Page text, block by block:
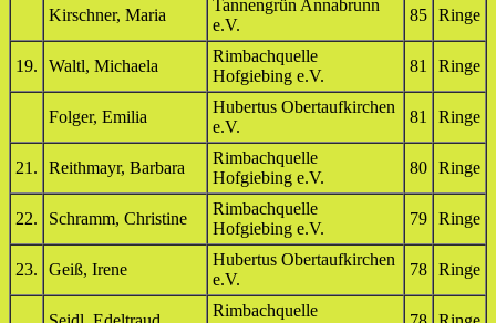
Kirschner, Maria
Tannengrün Annabrunn
e.V.
85 Ringe
19. Waltl, Michaela
Rimbachquelle
Hofgiebing e.V.
81 Ringe
Folger, Emilia
Hubertus Obertaufkirchen
e.V.
81 Ringe
21. Reithmayr, Barbara
Rimbachquelle
Hofgiebing e.V.
80 Ringe
22. Schramm, Christine
Rimbachquelle
Hofgiebing e.V.
79 Ringe
23. Geiß, Irene
Hubertus Obertaufkirchen
e.V.
78 Ringe
Rimbachquelle